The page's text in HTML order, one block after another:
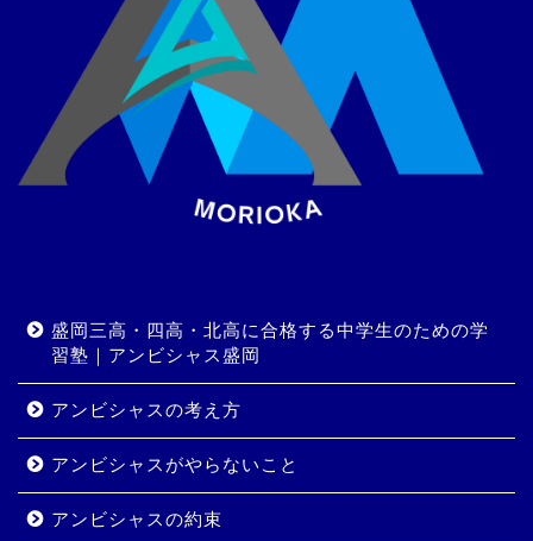
盛岡三高・四高・北高に合格する中学生のための学
習塾｜アンビシャス盛岡
アンビシャスの考え方
アンビシャスがやらないこと
アンビシャスの約束